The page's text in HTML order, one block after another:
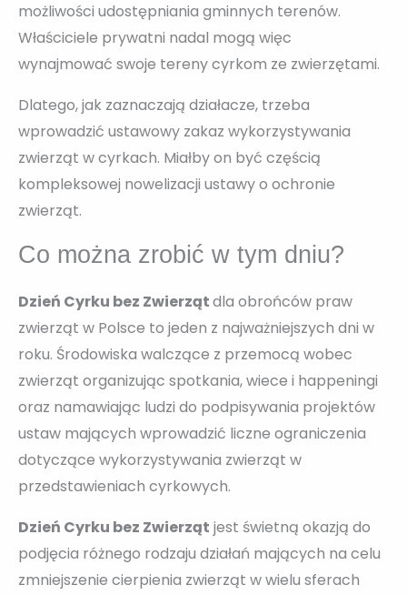
możliwości udostępniania gminnych terenów.
Właściciele prywatni nadal mogą więc
wynajmować swoje tereny cyrkom ze zwierzętami.
Dlatego, jak zaznaczają działacze, trzeba
wprowadzić ustawowy zakaz wykorzystywania
zwierząt w cyrkach. Miałby on być częścią
kompleksowej nowelizacji ustawy o ochronie
zwierząt.
Co można zrobić w tym dniu?
Dzień Cyrku bez Zwierzątdla obrońców praw
zwierząt w Polsce to jeden z najważniejszych dni w
roku. Środowiska walczące z przemocą wobec
zwierząt organizując spotkania, wiece i happeningi
oraz namawiając ludzi do podpisywania projektów
ustaw mających wprowadzić liczne ograniczenia
dotyczące wykorzystywania zwierząt w
przedstawieniach cyrkowych.
Dzień Cyrku bez Zwierząt jest świetną okazją do
podjęcia różnego rodzaju działań mających na celu
zmniejszenie cierpienia zwierząt w wielu sferach